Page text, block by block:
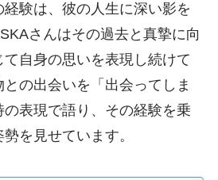
経験は、彼の人生に深い影を
さんはその過去と真摯に向
自身の思いを表現し続けて
の出会いを「出会ってしま
の表現で語り、その経験を乗
を見せています。